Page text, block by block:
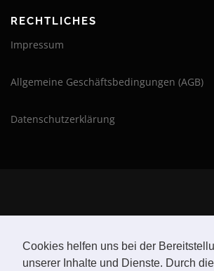
Cookies helfen uns bei der
unserer Inhalte und Dienste. Durch die
RECHTLICHES
Impressum
Allgemeine Geschäftsbedingungen (AGB)
Datenschutzerklärung